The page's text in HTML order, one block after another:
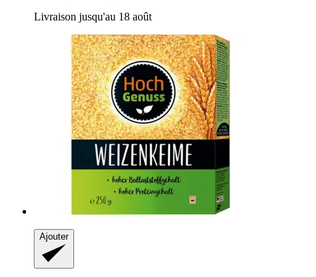
Livraison jusqu'au 18 août
Ajouter